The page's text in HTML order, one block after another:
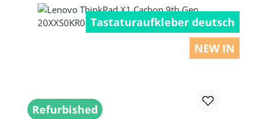
Tastaturaufkleber deutsch
NEW IN
Refurbished